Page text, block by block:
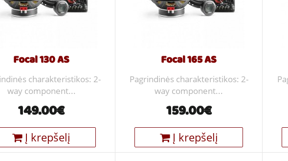
Focal 130 AS
charakteristikos: 2-
way component...
149.00€
Į krepšelį
Focal 165 AS
Pagrindinės charakteristikos: 2-
way component...
159.00€
Į krepšelį